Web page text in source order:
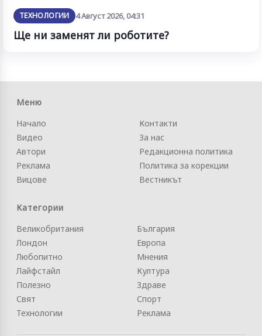
ТЕХНОЛОГИИ 4 Август 2026, 04:31
Ще ни заменят ли роботите?
Меню
Начало
Видео
Автори
Реклама
Вицове
Контакти
За нас
Редакционна политика
Политика за корекции
Вестникът
Категории
Великобритания
Лондон
Любопитно
Лайфстайл
Полезно
Свят
Технологии
България
Европа
Мнения
Култура
Здраве
Спорт
Реклама